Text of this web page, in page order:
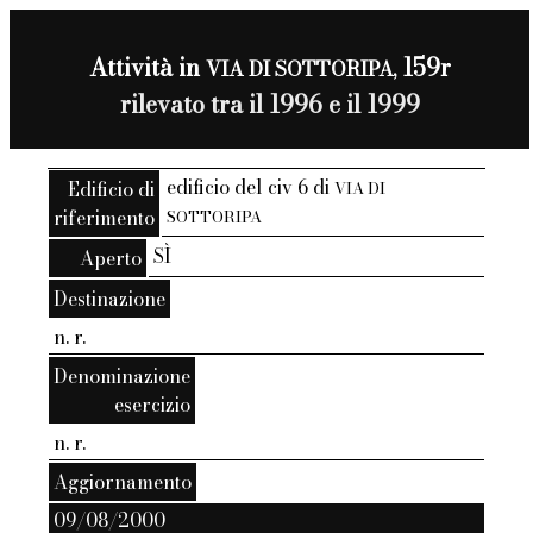
Attività inVIA DI SOTTORIPA,159r
rilevato tra il 1996 e il 1999
Edificio di
riferimento
edificio del civ 6 diVIA DI
SOTTORIPA
Aperto SÌ
Destinazione
n. r.
Denominazione
esercizio
n. r.
Aggiornamento
09/08/2000